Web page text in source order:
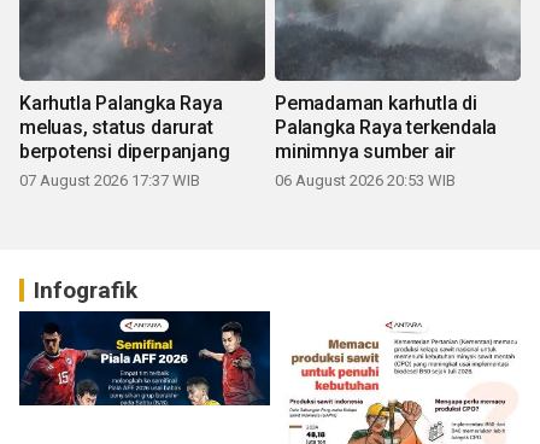
Karhutla Palangka Raya
meluas, status darurat
berpotensi diperpanjang
07 August 2026 17:37 WIB
Pemadaman karhutla di
Palangka Raya terkendala
minimnya sumber air
06 August 2026 20:53 WIB
Infografik